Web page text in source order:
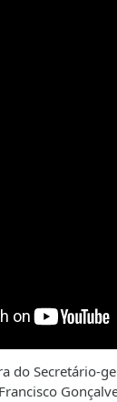
do Secretário-